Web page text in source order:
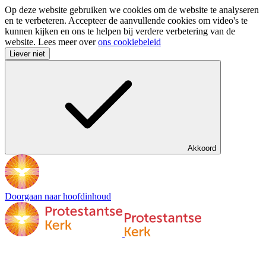
Op deze website gebruiken we cookies om de website te analyseren
en te verbeteren. Accepteer de aanvullende cookies om video's te
kunnen kijken en ons te helpen bij verdere verbetering van de
website. Lees meer overons cookiebeleid
Liever niet
Akkoord
Doorgaan naar hoofdinhoud